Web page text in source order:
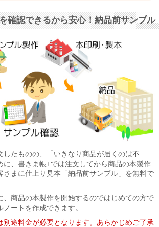
確認できるから安心！納品前サンプル
したものの、「いきなり商品が届くのは不
、書きま帳+では注文してから商品の本製作
さまに仕上り見本「納品前サンプル」を無料で
、商品の本製作を開始するのではじめての方で
ートを作成できます。
途料金が必要となります。あらかじめご了承